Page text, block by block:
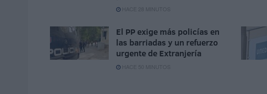
HACE 28 MINUTOS
El PP exige más policías en
las barriadas y un refuerzo
urgente de Extranjería
HACE 50 MINUTOS